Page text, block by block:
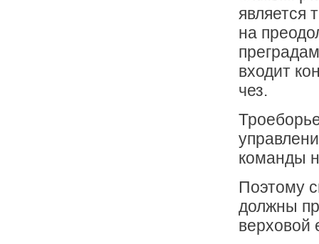
является
на
входит
чез.
команды
Поэтому
должны
верховой